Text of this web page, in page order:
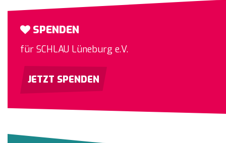
SPENDEN
für SCHLAU Lüneburg e.V.
JETZT SPENDEN